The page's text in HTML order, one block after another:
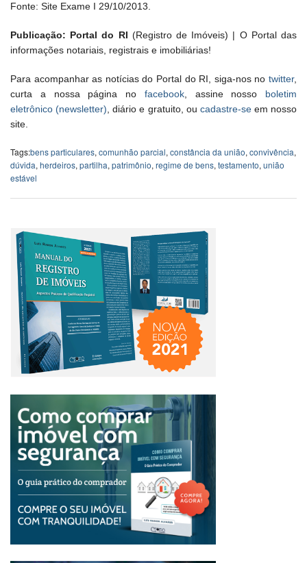
Fonte: Site Exame I 29/10/2013.
Publicação: Portal do RI (Registro de Imóveis) | O Portal das
informações notariais, registrais e imobiliárias!
Para acompanhar as notícias do Portal do RI, siga-nos no twitter,
curta a nossa página no facebook, assine nosso boletim
eletrônico (newsletter) , diário e gratuito, ou cadastre-seem nosso
site.
Tags:bens particulares, comunhão parcial, constância da união, convivência,
dúvida, herdeiros, partilha, patrimônio, regime de bens, testamento, união
estável